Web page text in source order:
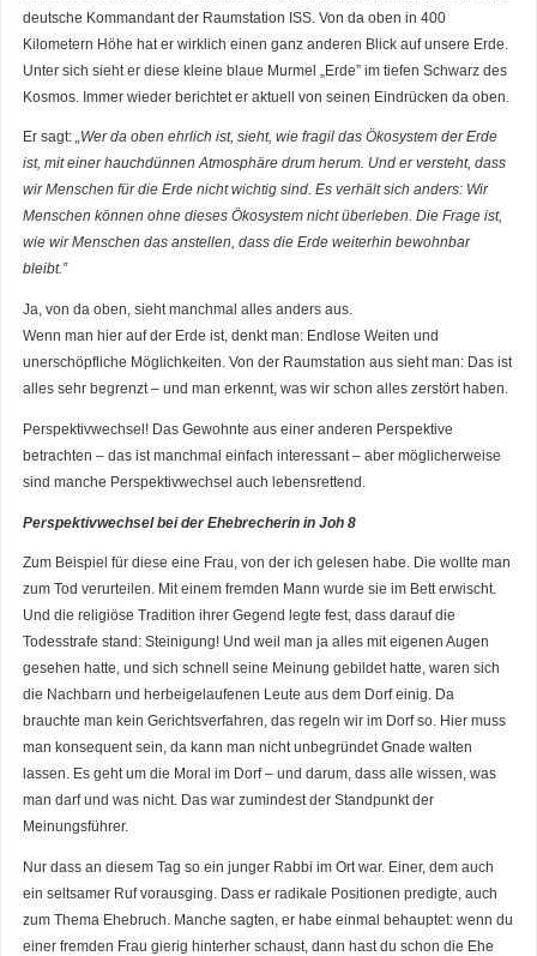
deutsche Kommandant der Raumstation ISS. Von da oben in 400
Kilometern Höhe hat er wirklich einen ganz anderen Blick auf unsere Erde.
Unter sich sieht er diese kleine blaue Murmel „Erde” im tiefen Schwarz des
Kosmos. Immer wieder berichtet er aktuell von seinen Eindrücken da oben.
Er sagt:
„Wer da oben ehrlich ist, sieht, wie fragil das Ökosystem der Erde
ist, mit einer hauchdünnen Atmosphäre drum herum. Und er versteht, dass
wir Menschen für die Erde nicht wichtig sind. Es verhält sich anders: Wir
Menschen können ohne dieses Ökosystem nicht überleben. Die Frage ist,
wie wir Menschen das anstellen, dass die Erde weiterhin bewohnbar
bleibt.”
Ja, von da oben, sieht manchmal alles anders aus.
Wenn man hier auf der Erde ist, denkt man: Endlose Weiten und
unerschöpfliche Möglichkeiten. Von der Raumstation aus sieht man: Das ist
alles sehr begrenzt – und man erkennt, was wir schon alles zerstört haben.
Perspektivwechsel! Das Gewohnte aus einer anderen Perspektive
betrachten – das ist manchmal einfach interessant – aber möglicherweise
sind manche Perspektivwechsel auch lebensrettend.
Perspektivwechsel bei der Ehebrecherin in Joh 8
Zum Beispiel für diese eine Frau, von der ich gelesen habe. Die wollte man
zum Tod verurteilen. Mit einem fremden Mann wurde sie im Bett erwischt.
Und die religiöse Tradition ihrer Gegend legte fest, dass darauf die
Todesstrafe stand: Steinigung! Und weil man ja alles mit eigenen Augen
gesehen hatte, und sich schnell seine Meinung gebildet hatte, waren sich
die Nachbarn und herbeigelaufenen Leute aus dem Dorf einig. Da
brauchte man kein Gerichtsverfahren, das regeln wir im Dorf so. Hier muss
man konsequent sein, da kann man nicht unbegründet Gnade walten
lassen. Es geht um die Moral im Dorf – und darum, dass alle wissen, was
man darf und was nicht. Das war zumindest der Standpunkt der
Meinungsführer.
Nur dass an diesem Tag so ein junger Rabbi im Ort war. Einer, dem auch
ein seltsamer Ruf vorausging. Dass er radikale Positionen predigte, auch
zum Thema Ehebruch. Manche sagten, er habe einmal behauptet: wenn du
einer fremden Frau gierig hinterher schaust, dann hast du schon die Ehe